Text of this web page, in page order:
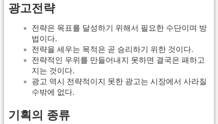
광고전략
전략은 목표를 달성하기 위해서 필요한 수단이며 방
법이다.
전략을 세우는 목적은 곧 승리하기 위한 것이다.
전략적인 우위를 만들어내지 못하면 결국은 패하고
지는 것이다.
광고 역시 전략적이지 못한 광고는 시장에서 사라질
수밖에 없다.
기획의 종류